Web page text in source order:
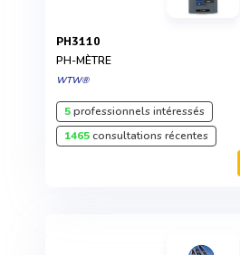
PH3110
PH-MÈTRE
WTW®
5professionnels intéressés
1465consultations récentes